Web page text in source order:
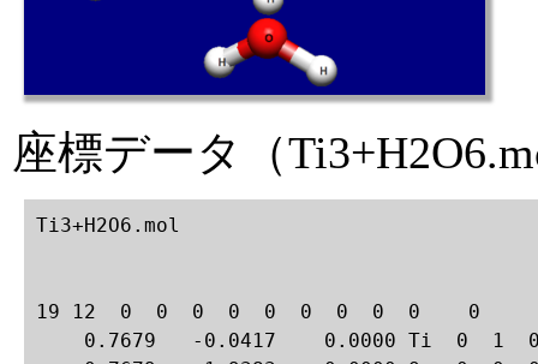
座標データ（
Ti3+H2O6.mol
19 12  0  0  0  0  0  0  0  0  0    0
0.7679   -0.0417    0.0000 Ti  0  1